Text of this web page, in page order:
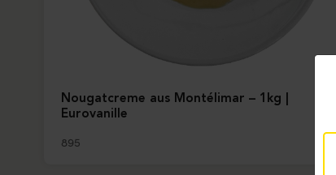
Nougatcreme aus Montélimar – 1kg |
Eurovanille
895